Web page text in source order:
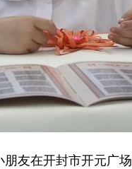
在开封市开元广场